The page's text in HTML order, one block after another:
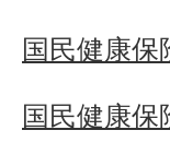
国民健康
国民健康